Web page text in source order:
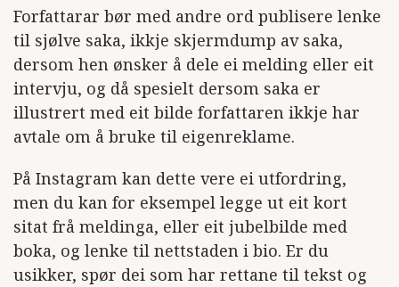
Forfattarar bør med andre ord publisere lenke
til sjølve saka, ikkje skjermdump av saka,
dersom hen ønsker å dele ei melding eller eit
intervju, og då spesielt dersom saka er
illustrert med eit bilde forfattaren ikkje har
avtale om å bruke til eigenreklame.
På Instagram kan dette vere ei utfordring,
men du kan for eksempel legge ut eit kort
sitat frå meldinga, eller eit jubelbilde med
boka, og lenke til nettstaden i bio. Er du
usikker, spør dei som har rettane til tekst og